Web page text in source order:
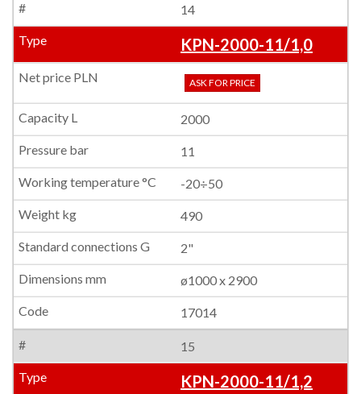
14
KPN-2000-11/1,0
ASK FOR PRICE
2000
11
-20÷50
490
2"
ø1000 x 2900
17014
15
KPN-2000-11/1,2